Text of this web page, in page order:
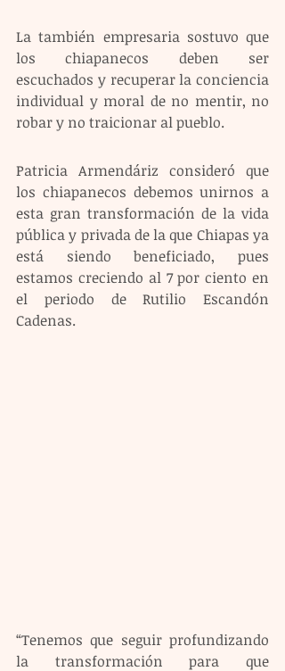
La también empresaria sostuvo que
los chiapanecos deben ser
escuchados y recuperar la conciencia
individual y moral de no mentir, no
robar y no traicionar al pueblo.
Patricia Armendáriz consideró que
los chiapanecos debemos unirnos a
esta gran transformación de la vida
pública y privada de la que Chiapas ya
está siendo beneficiado, pues
estamos creciendo al 7 por ciento en
el periodo de Rutilio Escandón
Cadenas.
“Tenemos que seguir profundizando
la transformación para que